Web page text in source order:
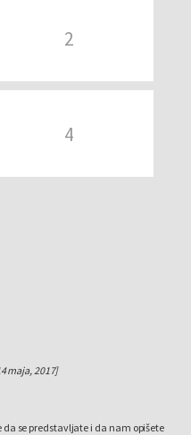
2
4
maja, 2017]
se predstavljate i da nam opišete